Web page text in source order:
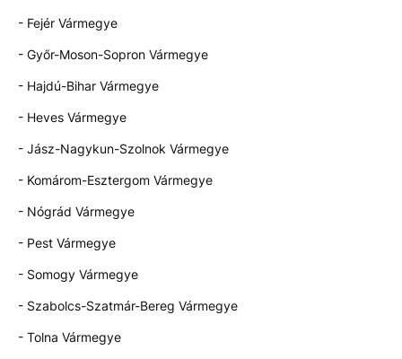
- Fejér Vármegye
- Győr-Moson-Sopron Vármegye
- Hajdú-Bihar Vármegye
- Heves Vármegye
- Jász-Nagykun-Szolnok Vármegye
- Komárom-Esztergom Vármegye
- Nógrád Vármegye
- Pest Vármegye
- Somogy Vármegye
- Szabolcs-Szatmár-Bereg Vármegye
- Tolna Vármegye